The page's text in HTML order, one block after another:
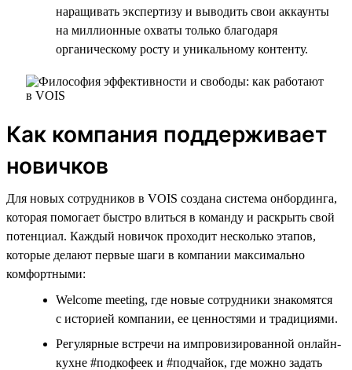
наращивать экспертизу и выводить свои аккаунты
на миллионные охваты только благодаря
органическому росту и уникальному контенту.
Как компания поддерживает
новичков
Для новых сотрудников в VOIS создана система онбординга,
которая помогает быстро влиться в команду и раскрыть свой
потенциал. Каждый новичок проходит несколько этапов,
которые делают первые шаги в компании максимально
комфортными:
Welcome meeting, где новые сотрудники знакомятся
с историей компании, ее ценностями и традициями.
Регулярные встречи на импровизированной онлайн-
кухне #подкофеек и #подчайок, где можно задать